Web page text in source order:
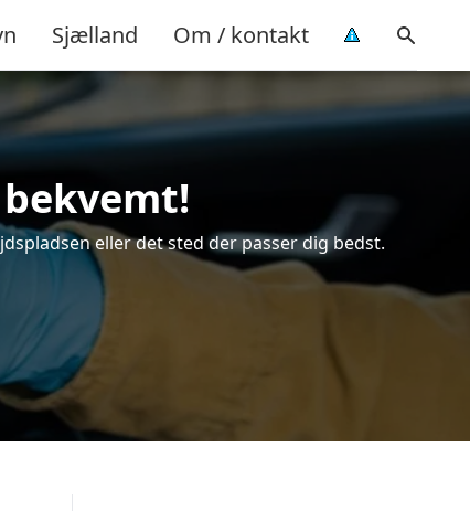
Sjælland Om / kontakt
eller det sted der passer dig bedst.